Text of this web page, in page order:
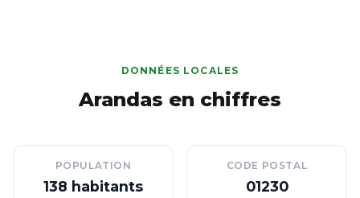
DONNÉES LOCALES
Arandas en chiffres
POPULATION
138 habitants
CODE POSTAL
01230